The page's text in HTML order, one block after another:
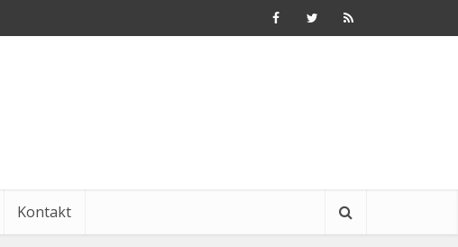
Kontakt